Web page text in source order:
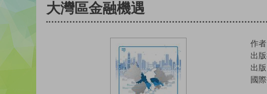
大灣區金融機遇
作者
出
出
國